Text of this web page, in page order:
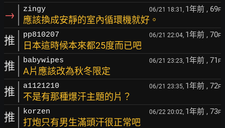
→ zingy 06/21 18:31, 1年前 , 69F
應該換成安靜的室內循環機就好。
推 pp810207 06/21 22:04, 1年前 , 70F
日本這時候本來都25度而已吧
推 babywipes 06/21 23:23, 1年前 , 71 F
A片應該改為秋冬限定
推 a1121210 06/21 23:35, 1年前 , 72F
不是有那種爆汗主題的片？
推 korzen 06/22 20:02, 1年前 , 73F
打炮只有男生滿頭汗很正常吧